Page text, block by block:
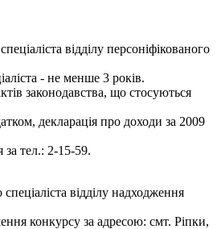
відділу персоніфікованого
- не менше 3 років.
законодавства, що стосуються
декларація про доходи за 2009
тел.: 2-15-59.
відділу надходження
конкурсу за адресою: смт. Ріпки,